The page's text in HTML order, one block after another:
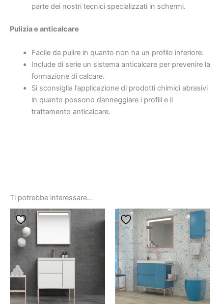
parte dei nostri tecnici specializzati in schermi.
Pulizia e anticalcare
Facile da pulire in quanto non ha un profilo inferiore.
Include di serie un sistema anticalcare per prevenire la
formazione di calcare.
Si sconsiglia l’applicazione di prodotti chimici abrasivi
in ​​quanto possono danneggiare i profili e il
trattamento anticalcare.
Ti potrebbe interessare…